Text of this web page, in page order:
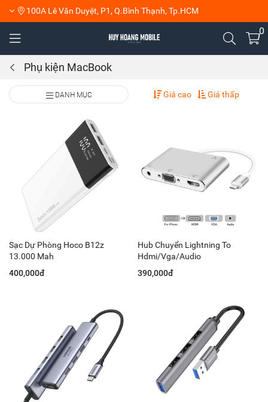
100A Lê Văn Duyệt, P1, Q.Bình Thạnh, Tp.HCM
0
Phụ kiện MacBook
DANH MỤC Giá cao Giá thấp
Sạc Dự Phòng Hoco B12z
13.000 Mah
400,000đ
Hub Chuyển Lightning To
Hdmi/Vga/Audio
390,000đ